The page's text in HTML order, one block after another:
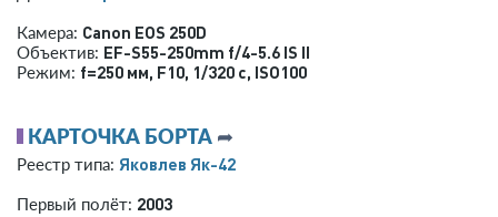
Камера: Canon EOS 250D
Объектив: EF-S55-250mm f/4-5.6 IS II
Режим: f=250 мм, F10, 1/320 с, ISO100
КАРТОЧКА БОРТА ➦
Реестр типа: Яковлев Як-42
Первый полёт: 2003